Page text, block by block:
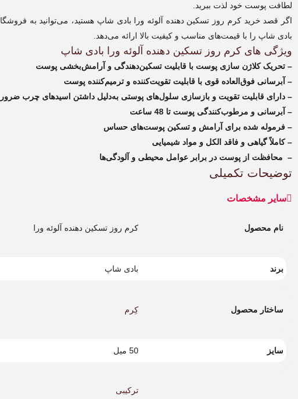
لطافت پوست خود لذت ببرید.
اگر قصد خرید کرم روز تسکین دهنده آلوئه ورا بادی شاپ هستید، می‌توانید به
بادی شاپ را با قیمت‌های مناسب و کیفیت بالا ارائه می‌دهد.
ویژگی های کرم روز تسکین دهنده آلوئه ورا بادی شاپ
– تحریک کلاژن سازی پوست با قابلیت تسکین‌دهندگی و آرامش‌بخشی پوست
– آبرسانی فوق‌العاده قوی با قابلیت تقویت‌کننده و ترمیم‌کننده پوست
– دارای قابلیت تقویت و بازسازی سلول‌های پوستی به‌دلیل داشتن اسید‌های چرب
– آبرسانی و مرطوب‌کنندگی پوست تا 48 ساعت
– فرموله شده برای آرامش و تسکین پوست‌های حساس
– کاملاً گیاهی و فاقد الکل و مواد شیمیایی
– محافظت از پوست در برابر عوامل محیطی و آلودگی‌ها
توضیحات تکمیلی
سایر مشخصات
نام محصول کرم روز تسکین دهنده آلوئه ورا
برند بادی شاپ
ساختار محصول کِرم
سایز 50 میل
ترکیبی